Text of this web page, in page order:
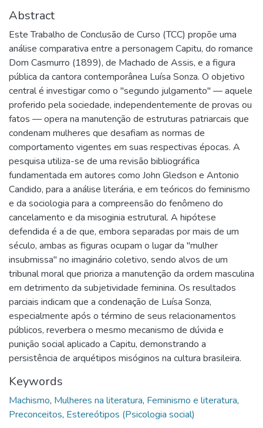
Abstract
Este Trabalho de Conclusão de Curso (TCC) propõe uma
análise comparativa entre a personagem Capitu, do romance
Dom Casmurro (1899), de Machado de Assis, e a figura
pública da cantora contemporânea Luísa Sonza. O objetivo
central é investigar como o "segundo julgamento" — aquele
proferido pela sociedade, independentemente de provas ou
fatos — opera na manutenção de estruturas patriarcais que
condenam mulheres que desafiam as normas de
comportamento vigentes em suas respectivas épocas. A
pesquisa utiliza-se de uma revisão bibliográfica
fundamentada em autores como John Gledson e Antonio
Candido, para a análise literária, e em teóricos do feminismo
e da sociologia para a compreensão do fenômeno do
cancelamento e da misoginia estrutural. A hipótese
defendida é a de que, embora separadas por mais de um
século, ambas as figuras ocupam o lugar da "mulher
insubmissa" no imaginário coletivo, sendo alvos de um
tribunal moral que prioriza a manutenção da ordem masculina
em detrimento da subjetividade feminina. Os resultados
parciais indicam que a condenação de Luísa Sonza,
especialmente após o término de seus relacionamentos
públicos, reverbera o mesmo mecanismo de dúvida e
punição social aplicado a Capitu, demonstrando a
persistência de arquétipos misóginos na cultura brasileira.
Keywords
Machismo, Mulheres na literatura, Feminismo e literatura,
Preconceitos, Estereótipos (Psicologia social)